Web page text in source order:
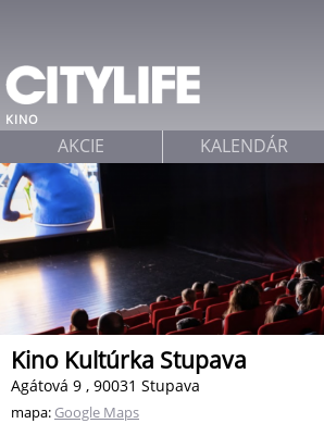
KINO
Kino Kultúrka Stupava
Agátová 9 , 90031 Stupava
mapa: Google Maps
AKCIE KALENDÁR